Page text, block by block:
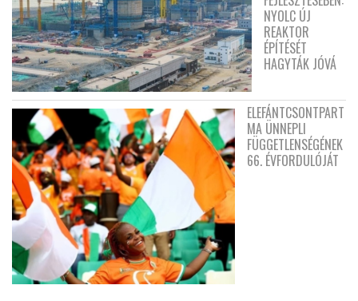
NYOLC ÚJ
REAKTOR
ÉPÍTÉSÉT
HAGYTÁK JÓVÁ
ELEFÁNTCSONTPART
MA ÜNNEPLI
FÜGGETLENSÉGÉNEK
66. ÉVFORDULÓJÁT